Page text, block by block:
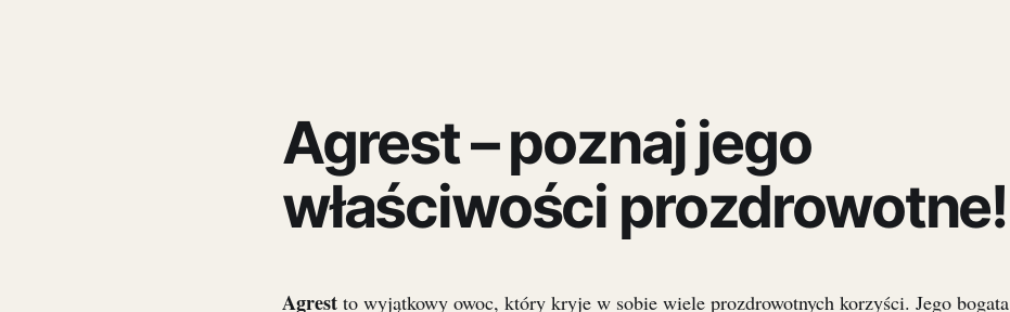
Agrest – poznaj jego
właściwości prozdrowotne!
Agrestto wyjątkowy owoc, który kryje w sobie wiele prozdrowotnych korzyści. Jego bogata